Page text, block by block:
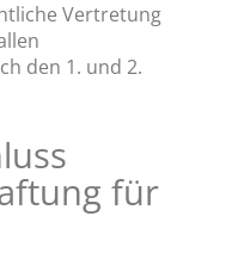
Vertretung
den 1. und 2.
für